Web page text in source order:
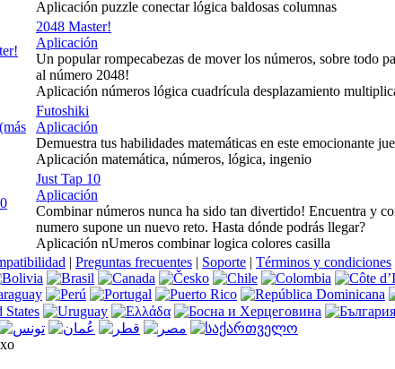
Aplicación puzzle conectar lógica baldosas columnas
2048 Master!
Aplicación
Un popular rompecabezas de mover los números, sobre todo
al número 2048!
Aplicación números lógica cuadrícula desplazamiento
Futoshiki
Aplicación
Demuestra tus habilidades matemáticas en este emocionante
Aplicación matemática, números, lógica, ingenio
Just Tap 10
Aplicación
Combinar números nunca ha sido tan divertido! Encuentra y
numero supone un nuevo reto. Hasta dónde podrás llegar?
Aplicación nUmeros combinar logica colores casilla
| Preguntas frecuentes | Soporte | Términos y condiciones